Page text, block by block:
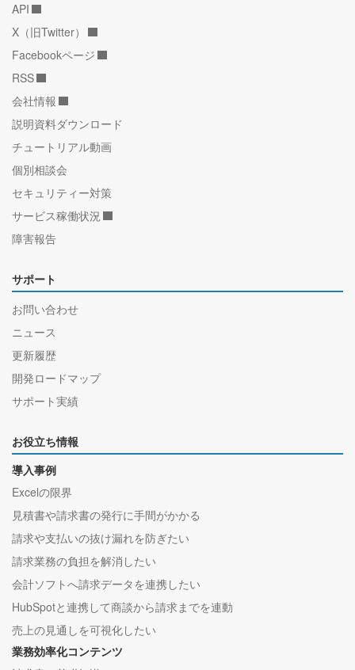
API
X（旧Twitter）
Facebookページ
RSS
会社情報
説明資料ダウンロード
チュートリアル動画
個別相談会
セキュリティー対策
サービス稼働状況
障害報告
サポート
お問い合わせ
ニュース
更新履歴
開発ロードマップ
サポート実績
お役立ち情報
導入事例
Excelの限界
見積書や請求書の発行に手間がかかる
請求や支払いの抜け漏れを防ぎたい
請求業務の負担を解消したい
会計ソフトへ請求データを連携したい
HubSpotと連携して商談から請求までを連動
売上の見通しを可視化したい
業務効率化コンテンツ